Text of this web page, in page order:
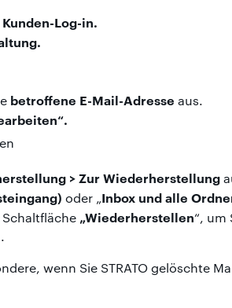
Kunden-Log-in.
betroffene E-Mail-Adresse aus.
> Zur Wiederherstellung
oder „Inbox und alle
Schaltfläche „Wiederherstellen“, um
wenn Sie STRATO gelöschte